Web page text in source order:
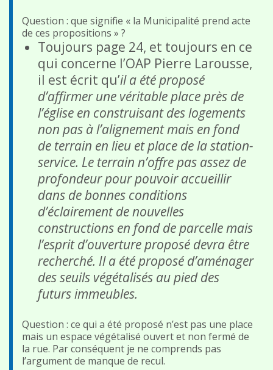
Question : que signifie « la Municipalité prend acte
de ces propositions » ?
Toujours page 24, et toujours en ce
qui concerne l’OAP Pierre Larousse,
il est écrit qu’il a été proposé
d’affirmer une véritable place près de
l’église en construisant des logements
non pas à l’alignement mais en fond
de terrain en lieu et place de la station-
service. Le terrain n’offre pas assez de
profondeur pour pouvoir accueillir
dans de bonnes conditions
d’éclairement de nouvelles
constructions en fond de parcelle mais
l’esprit d’ouverture proposé devra être
recherché. Il a été proposé d’aménager
des seuils végétalisés au pied des
futurs immeubles.
Question : ce qui a été proposé n’est pas une place
mais un espace végétalisé ouvert et non fermé de
la rue. Par conséquent je ne comprends pas
l’argument de manque de recul.